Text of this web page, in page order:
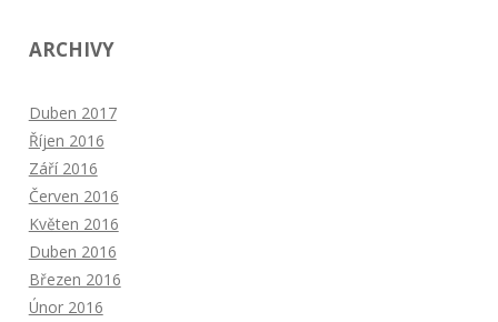
ARCHIVY
Duben 2017
Říjen 2016
Září 2016
Červen 2016
Květen 2016
Duben 2016
Březen 2016
Únor 2016